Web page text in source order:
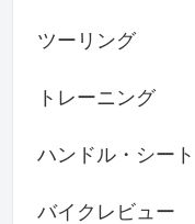
ツーリング
トレーニング
ハンドル・シート
バイクレビュー